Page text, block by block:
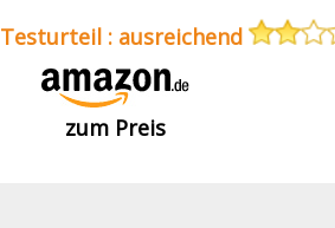
Testurteil : ausreichend
zum Preis